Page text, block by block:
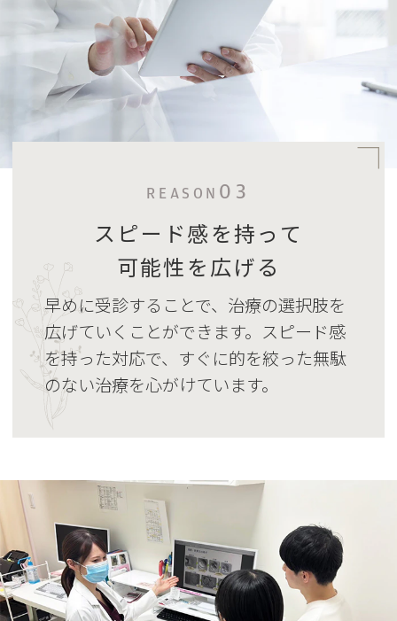
REASON 03
スピード感を持って
可能性を広げる
早めに受診することで、治療の選択肢を
広げていくことができます。スピード感
を持った対応で、すぐに的を絞った無駄
のない治療を心がけています。